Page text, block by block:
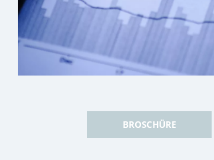
BROSCHÜRE